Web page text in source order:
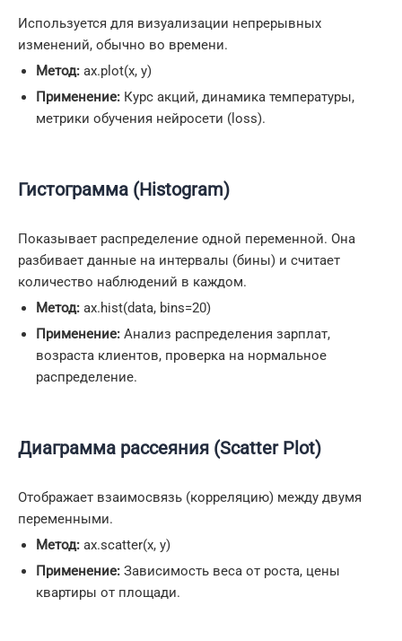
Используется для визуализации непрерывных
изменений, обычно во времени.
Метод: ax.plot(x, y)
Применение: Курс акций, динамика температуры,
метрики обучения нейросети (loss).
Гистограмма (Histogram)
Показывает распределение одной переменной. Она
разбивает данные на интервалы (бины) и считает
количество наблюдений в каждом.
Метод: ax.hist(data, bins=20)
Применение: Анализ распределения зарплат,
возраста клиентов, проверка на нормальное
распределение.
Диаграмма рассеяния (Scatter Plot)
Отображает взаимосвязь (корреляцию) между двумя
переменными.
Метод: ax.scatter(x, y)
Применение: Зависимость веса от роста, цены
квартиры от площади.